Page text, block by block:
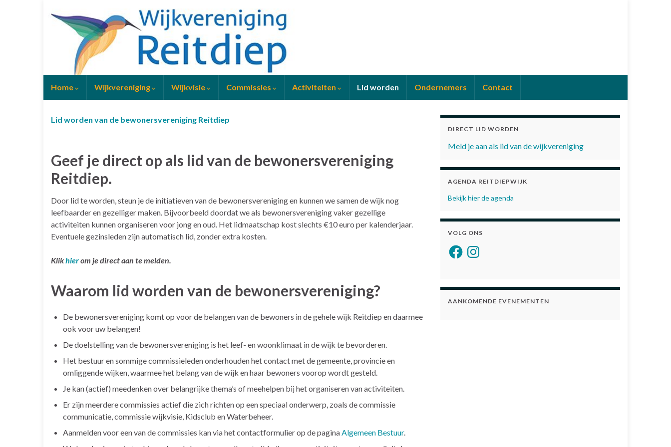
Home Wijkvereniging Wijkvisie Commissies Activiteiten Lid worden Ondernemers Contact
Lid worden van de bewonersvereniging Reitdiep
Geef je direct op als lid van de bewonersvereniging
Reitdiep.
Door lid te worden, steun je de initiatieven van de bewonersvereniging en kunnen we samen de wijk nog
leefbaarder en gezelliger maken. Bijvoorbeeld doordat we als bewonersvereniging vaker gezellige
activiteiten kunnen organiseren voor jong en oud. Het lidmaatschap kost slechts €10 euro per kalenderjaar.
Eventuele gezinsleden zijn automatisch lid, zonder extra kosten.
Klikhierom je direct aan te melden.
Waarom lid worden van de bewonersvereniging?
De bewonersvereniging komt op voor de belangen van de bewoners in de gehele wijk Reitdiep en daarmee
ook voor uw belangen!
De doelstelling van de bewonersvereniging is het leef- en woonklimaat in de wijk te bevorderen.
Het bestuur en sommige commissieleden onderhouden het contact met de gemeente, provincie en
omliggende wijken, waarmee het belang van de wijk en haar bewoners voorop wordt gesteld.
Je kan (actief) meedenken over belangrijke thema’s of meehelpen bij het organiseren van activiteiten.
Er zijn meerdere commissies actief die zich richten op een speciaal onderwerp, zoals de commissie
communicatie, commissie wijkvisie, Kidsclub en Waterbeheer.
Aanmelden voor een van de commissies kan via het contactformulier op de paginaAlgemeen Bestuur.
DIRECT LID WORDEN
Meld je aan als lid van de wijkvereniging
AGENDA REITDIEPWIJK
Bekijk hier de agenda
VOLG ONS
FacebookInstagram
AANKOMENDE EVENEMENTEN